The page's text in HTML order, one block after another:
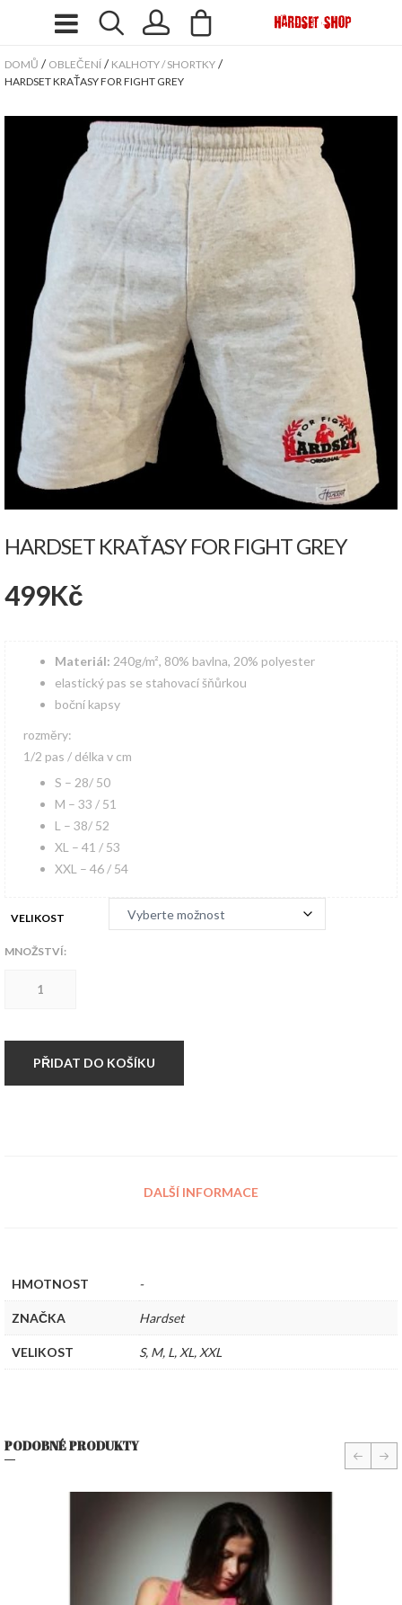
DOMŮ / OBLEČENÍ / KALHOTY / SHORTKY /
HARDSET KRAŤASY FOR FIGHT GREY
HARDSET KRAŤASY FOR FIGHT GREY
499Kč
Materiál: 240g/m², 80% bavlna, 20% polyester
elastický pas se stahovací šňůrkou
boční kapsy
rozměry:
1/2 pas / délka v cm
S – 28/ 50
M – 33 / 51
L – 38/ 52
XL – 41 / 53
XXL – 46 / 54
VELIKOST
MNOŽSTVÍ:
KRAŤASY
grey
množstvíPŘIDAT DO KOŠÍKU
DALŠÍ INFORMACE
HMOTNOST -
ZNAČKA Hardset
VELIKOST S, M, L, XL, XXL
PODOBNÉ PRODUKTY prev